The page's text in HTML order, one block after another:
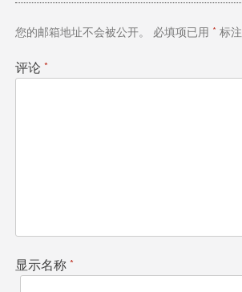
航
您的邮箱地址不会被公开。 必填项已用 * 标注
评论 *
显示名称 *